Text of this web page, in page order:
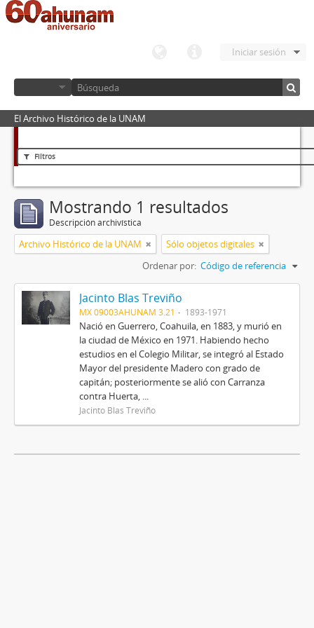
Iniciar sesión
El Archivo Histórico de la UNAM
Filtros
Mostrando 1 resultados
Descripción archivística
Archivo Histórico de la UNAM
Sólo objetos digitales
Ordenar por: Código de referencia
Jacinto Blas Treviño
MX 09003AHUNAM 3.21 1893-1971
Nació en Guerrero, Coahuila, en 1883, y murió en
la ciudad de México en 1971. Habiendo hecho
estudios en el Colegio Militar, se integró al Estado
Mayor del presidente Madero con grado de
capitán; posteriormente se alió con Carranza
contra Huerta, ...
Jacinto Blas Treviño